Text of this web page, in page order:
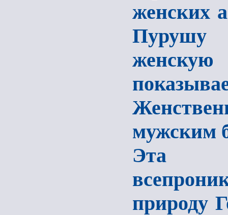
женских
мужским
Эта
природу